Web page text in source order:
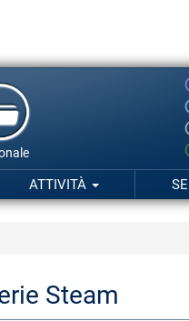
ATTIVITÀ
Steam